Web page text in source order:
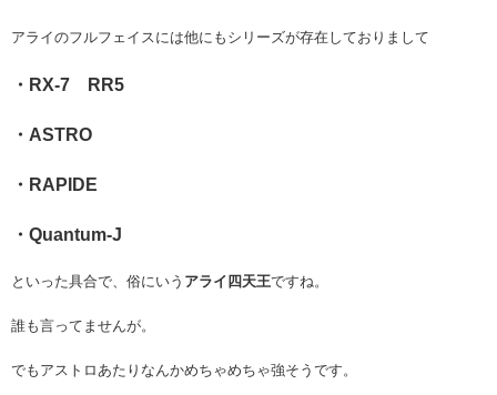
アライのフルフェイスには他にもシリーズが存在しておりまして
・RX-7 RR5
・ASTRO
・RAPIDE
・Quantum-J
といった具合で、俗にいう アライ四天王ですね。
誰も言ってませんが。
でもアストロあたりなんかめちゃめちゃ強そうです。